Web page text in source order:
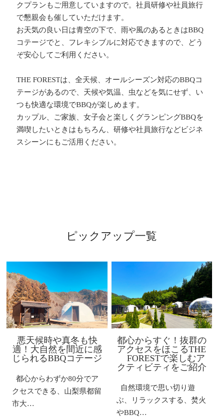
クプランもご用意していますので。社員研修や社員旅行
で懇親会も催していただけます。
お天気の良い日は青空の下で、雨や風のあるときはBBQ
コテージでと、フレキシブルに対応できますので、どう
ぞ安心してご利用ください。
THE FORESTは、全天候、オールシーズン対応のBBQコ
テージがあるので、天候や気温、虫などを気にせず、い
つも快適な環境でBBQが楽しめます。
カップル、ご家族、女子会と楽しくグランピングBBQを
満喫したいときはもちろん、研修や社員旅行などビジネ
スシーンにもご活用ください。
ピックアップ一覧
悪天候時や真冬も快
適！大自然を間近に感
じられるBBQコテージ
都心からわずか80分でア
クセスできる、山梨県都留
市大…
都心からすぐ！抜群の
アクセスをほこるTHE
FORESTで楽しむア
クティビティをご紹介
自然環境で思い切り遊
ぶ、リラックスする、焚火
やBBQ…